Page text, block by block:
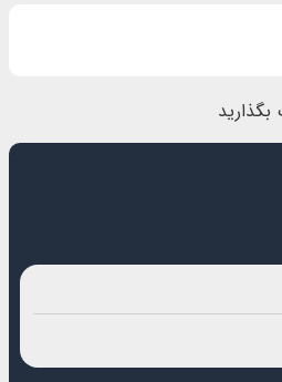
بگذارید